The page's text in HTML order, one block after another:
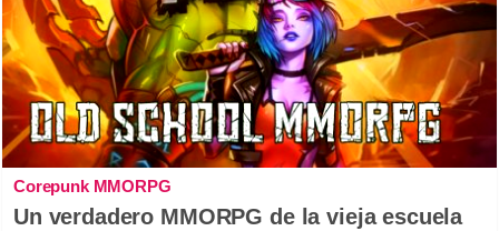
Corepunk MMORPG
Un verdadero MMORPG de la vieja escuela